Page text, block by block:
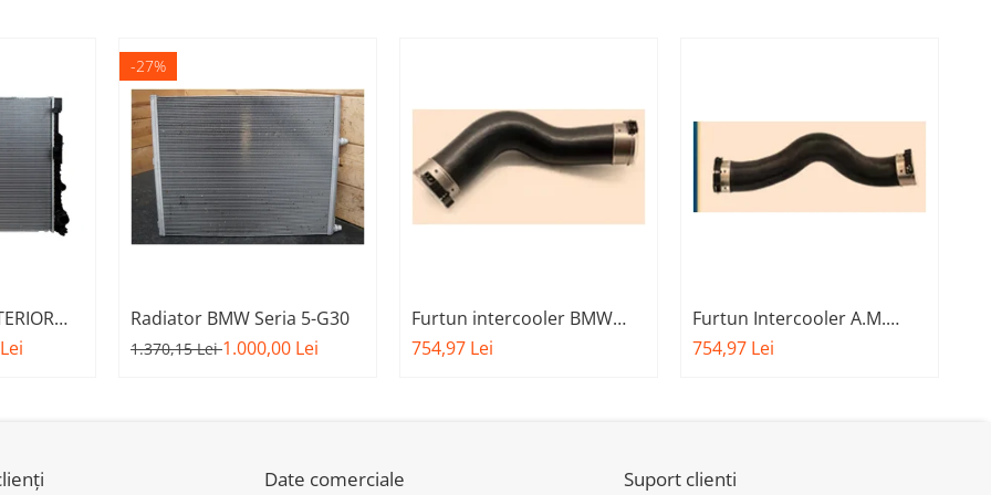
-27%
Radiator BMW Seria 5-G30
1.370,15 Lei1.000,00 Lei
Furtun intercooler BMW
Seria 7-G11 11618571025
754,97 Lei
Furtun Intercooler A.M.
BMW Sria 5-G30
754,97 Lei
Date comerciale Suport clienti